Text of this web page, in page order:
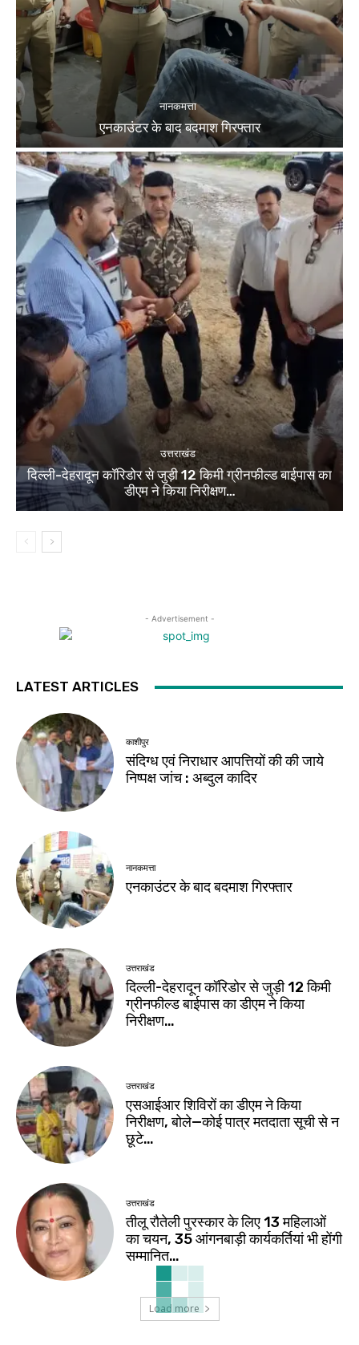
नानकमत्ता
एनकाउंटर के बाद बदमाश गिरफ्तार
उत्तराखंड
दिल्ली-देहरादून कॉरिडोर से जुड़ी 12 किमी ग्रीनफील्ड बाईपास का
डीएम ने किया निरीक्षण…
- Advertisement -
LATEST ARTICLES
काशीपुर
संदिग्ध एवं निराधार आपत्तियों की की जाये
निष्पक्ष जांच : अब्दुल कादिर
नानकमत्ता
एनकाउंटर के बाद बदमाश गिरफ्तार
उत्तराखंड
दिल्ली-देहरादून कॉरिडोर से जुड़ी 12 किमी
ग्रीनफील्ड बाईपास का डीएम ने किया
निरीक्षण…
उत्तराखंड
एसआईआर शिविरों का डीएम ने किया
निरीक्षण, बोले—कोई पात्र मतदाता सूची से न
छूटे…
उत्तराखंड
तीलू रौतेली पुरस्कार के लिए 13 महिलाओं
का चयन, 35 आंगनबाड़ी कार्यकर्तियां भी होंगी
सम्मानित…
Load more